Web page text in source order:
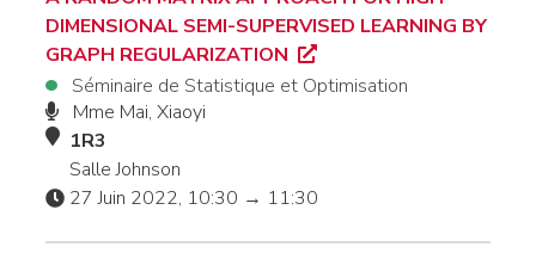
DIMENSIONAL SEMI-SUPERVISED LEARNING BY
GRAPH REGULARIZATION
Séminaire de Statistique et Optimisation
Mme Mai, Xiaoyi
1R3
Salle Johnson
27 Juin 2022, 10:30 → 11:30